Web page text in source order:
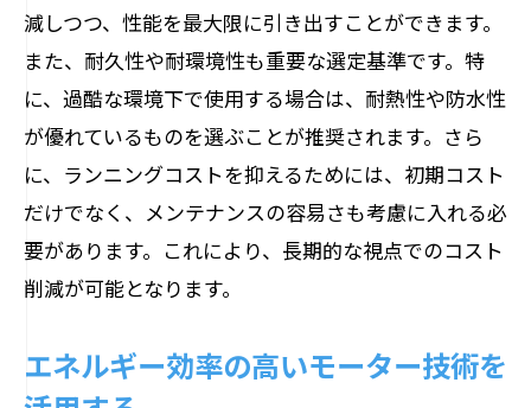
減しつつ、性能を最大限に引き出すことができます。
また、耐久性や耐環境性も重要な選定基準です。特
に、過酷な環境下で使用する場合は、耐熱性や防水性
が優れているものを選ぶことが推奨されます。さら
に、ランニングコストを抑えるためには、初期コスト
だけでなく、メンテナンスの容易さも考慮に入れる必
要があります。これにより、長期的な視点でのコスト
削減が可能となります。
エネルギー効率の高いモーター技術を